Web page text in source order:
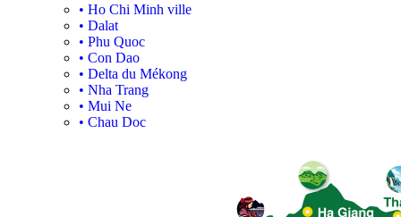
• Ho Chi Minh ville
• Dalat
• Phu Quoc
• Con Dao
• Delta du Mékong
• Nha Trang
• Mui Ne
• Chau Doc